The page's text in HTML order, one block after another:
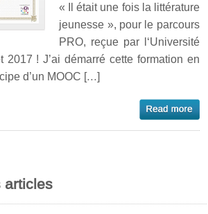
« Il était une fois la littérature
jeunesse », pour le parcours
PRO, reçue par l‘Université
! J’ai démarré cette formation en
d’un MOOC […]
articles